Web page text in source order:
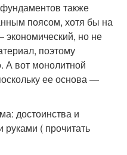
также
поясом, хотя бы на
но не
поэтому
А вот монолитной
ее основа —
достоинства и
руками ( прочитать